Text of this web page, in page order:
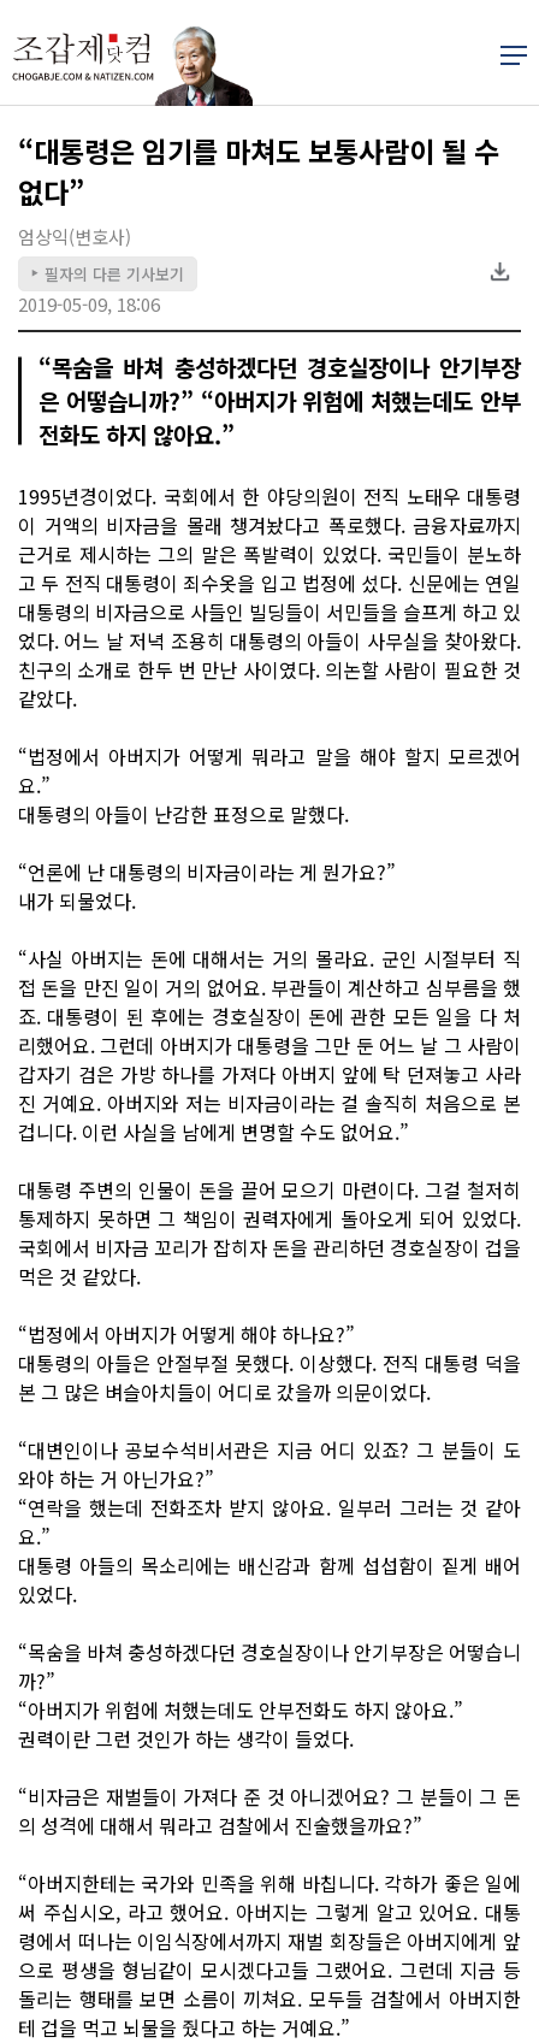
“대통령은 임기를 마쳐도 보통사람이 될 수
없다”
엄상익(변호사)
▶ 필자의 다른 기사보기
2019-05-09, 18:06
“목숨을 바쳐 충성하겠다던 경호실장이나 안기부장
은 어떻습니까?” “아버지가 위험에 처했는데도 안부
전화도 하지 않아요.”
1995년경이었다. 국회에서 한 야당의원이 전직 노태우 대통령
이 거액의 비자금을 몰래 챙겨놨다고 폭로했다. 금융자료까지
근거로 제시하는 그의 말은 폭발력이 있었다. 국민들이 분노하
고 두 전직 대통령이 죄수옷을 입고 법정에 섰다. 신문에는 연일
대통령의 비자금으로 사들인 빌딩들이 서민들을 슬프게 하고 있
었다. 어느 날 저녁 조용히 대통령의 아들이 사무실을 찾아왔다.
친구의 소개로 한두 번 만난 사이였다. 의논할 사람이 필요한 것
같았다.
“법정에서 아버지가 어떻게 뭐라고 말을 해야 할지 모르겠어
요.”
대통령의 아들이 난감한 표정으로 말했다.
“언론에 난 대통령의 비자금이라는 게 뭔가요?”
내가 되물었다.
“사실 아버지는 돈에 대해서는 거의 몰라요. 군인 시절부터 직
접 돈을 만진 일이 거의 없어요. 부관들이 계산하고 심부름을 했
죠. 대통령이 된 후에는 경호실장이 돈에 관한 모든 일을 다 처
리했어요. 그런데 아버지가 대통령을 그만 둔 어느 날 그 사람이
갑자기 검은 가방 하나를 가져다 아버지 앞에 탁 던져놓고 사라
진 거예요. 아버지와 저는 비자금이라는 걸 솔직히 처음으로 본
겁니다. 이런 사실을 남에게 변명할 수도 없어요.”
대통령 주변의 인물이 돈을 끌어 모으기 마련이다. 그걸 철저히
통제하지 못하면 그 책임이 권력자에게 돌아오게 되어 있었다.
국회에서 비자금 꼬리가 잡히자 돈을 관리하던 경호실장이 겁을
먹은 것 같았다.
“법정에서 아버지가 어떻게 해야 하나요?”
대통령의 아들은 안절부절 못했다. 이상했다. 전직 대통령 덕을
본 그 많은 벼슬아치들이 어디로 갔을까 의문이었다.
“대변인이나 공보수석비서관은 지금 어디 있죠? 그 분들이 도
와야 하는 거 아닌가요?”
“연락을 했는데 전화조차 받지 않아요. 일부러 그러는 것 같아
요.”
대통령 아들의 목소리에는 배신감과 함께 섭섭함이 짙게 배어
있었다.
“목숨을 바쳐 충성하겠다던 경호실장이나 안기부장은 어떻습니
까?”
“아버지가 위험에 처했는데도 안부전화도 하지 않아요.”
권력이란 그런 것인가 하는 생각이 들었다.
“비자금은 재벌들이 가져다 준 것 아니겠어요? 그 분들이 그 돈
의 성격에 대해서 뭐라고 검찰에서 진술했을까요?”
“아버지한테는 국가와 민족을 위해 바칩니다. 각하가 좋은 일에
써 주십시오, 라고 했어요. 아버지는 그렇게 알고 있어요. 대통
령에서 떠나는 이임식장에서까지 재벌 회장들은 아버지에게 앞
으로 평생을 형님같이 모시겠다고들 그랬어요. 그런데 지금 등
돌리는 행태를 보면 소름이 끼쳐요. 모두들 검찰에서 아버지한
테 겁을 먹고 뇌물을 줬다고 하는 거예요.”